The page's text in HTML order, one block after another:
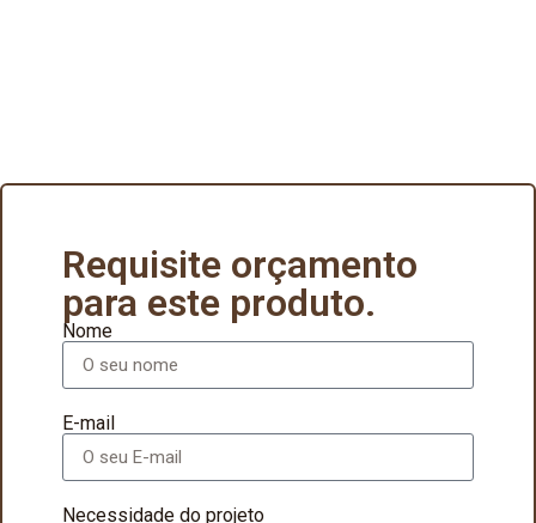
Requisite orçamento
para este produto.
Nome
E-mail
Necessidade do projeto